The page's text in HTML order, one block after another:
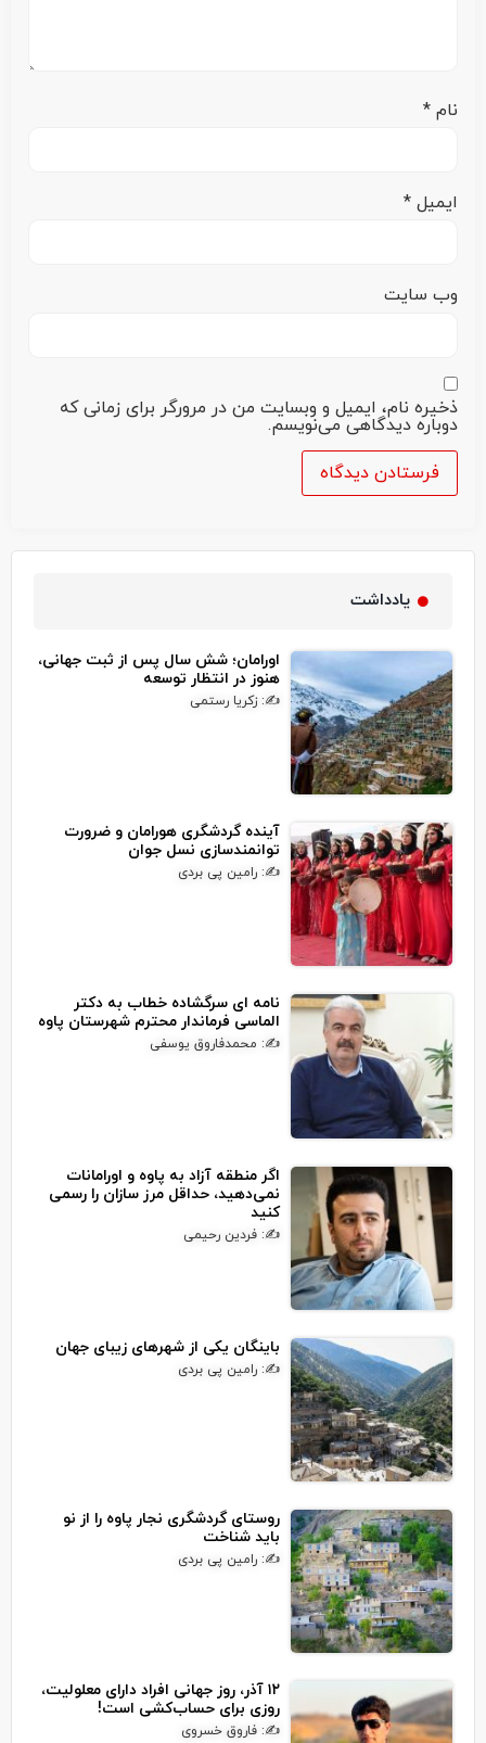
نام *
ایمیل *
وب‌ سایت
ذخیره نام، ایمیل و وبسایت من در مرورگر برای زمانی که
دوباره دیدگاهی می‌نویسم.
یادداشت
اورامان؛ شش سال پس از ثبت جهانی،
هنوز در انتظار توسعه
✍: زکریا رستمی
آینده گردشگری هورامان و ضرورت
توانمندسازی نسل جوان
✍: رامین پی بردی
نامه ای سرگشاده خطاب به دکتر
الماسی فرماندار محترم شهرستان پاوه
✍: محمدفاروق یوسفی
اگر منطقه آزاد به پاوه و اورامانات
نمی‌دهید، حداقل مرز سازان را رسمی
کنید
✍: فردین رحیمی
باینگان یکی از شهرهای زیبای جهان
✍: رامین پی بردی
روستای گردشگری نجار پاوه را از نو
باید شناخت
✍: رامین پی بردی
۱۲ آذر، روز جهانی افراد دارای معلولیت،
روزی برای حساب‌کشی است!
✍: فاروق خسروی